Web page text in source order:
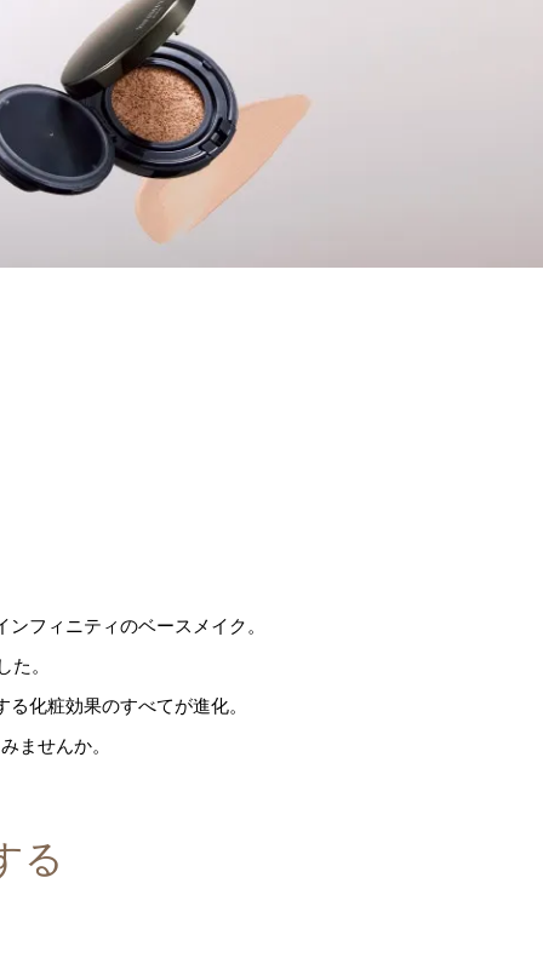
フィニティのベースメイク。
。
化粧効果のすべてが進化。
ませんか。
る